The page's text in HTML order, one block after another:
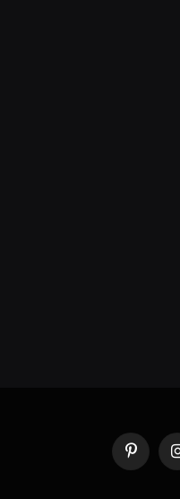
الانستغرامبينتيريست